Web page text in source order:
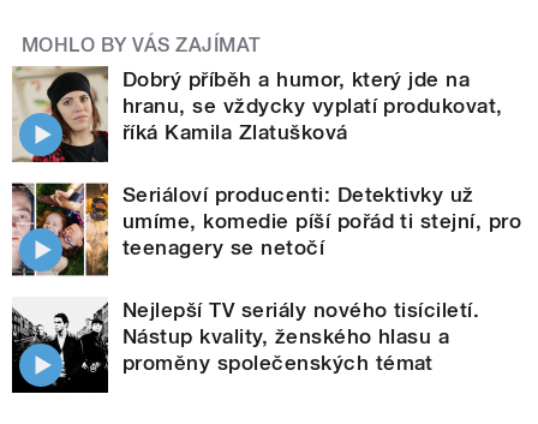
MOHLO BY VÁS ZAJÍMAT
Dobrý příběh a humor, který jde na
hranu, se vždycky vyplatí produkovat,
říká Kamila Zlatušková
Seriáloví producenti: Detektivky už
umíme, komedie píší pořád ti stejní, pro
teenagery se netočí
Nejlepší TV seriály nového tisíciletí.
Nástup kvality, ženského hlasu a
proměny společenských témat